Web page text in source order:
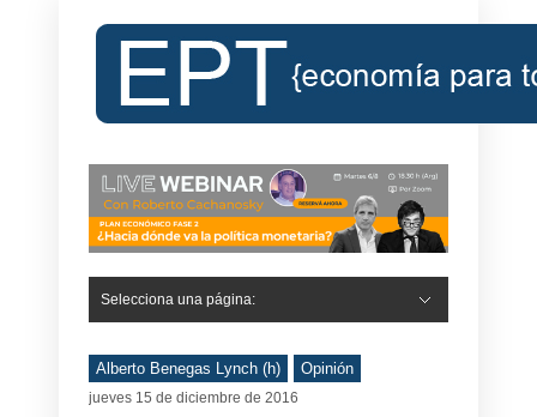
Selecciona una página:
Alberto Benegas Lynch (h) Opinión
jueves 15 de diciembre de 2016